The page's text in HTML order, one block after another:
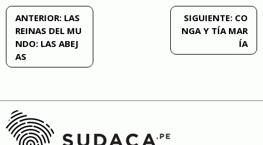
Navegación
de
entradas
ANTERIOR: LAS
REINAS DEL MU
NDO: LAS ABEJ
AS
SIGUIENTE: CO
NGA Y TÍA MAR
ÍA